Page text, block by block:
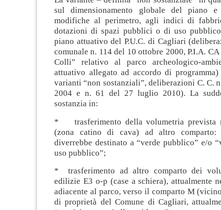
sul dimensionamento globale del piano
modifiche al perimetro, agli indici di
dotazioni di spazi pubblici o di uso
piano attuativo del P.U.C. di Cagliari
comunale n. 114 del 10 ottobre 2000, P.I.A. CA
Colli” relativo al parco archeologico-
attuativo allegato ad accordo di programma)
varianti “non sostanziali”, deliberazioni C. C.
2004 e n. 61 del 27 luglio 2010). La
sostanzia in:
* trasferimento della volumetria prevista
(zona catino di cava) ad altro
diverrebbe destinato a “verde pubblico” e/o
uso pubblico”;
* trasferimento ad altro comparto dei
edilizie E3 o-p (case a schiera), attualmente
adiacente al parco, verso il comparto M
di proprietà del Comune di Cagliari,